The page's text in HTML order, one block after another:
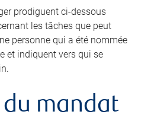
prodiguent ci-dessous
les tâches que peut
personne qui a été nommée
et indiquent vers qui se
mandat